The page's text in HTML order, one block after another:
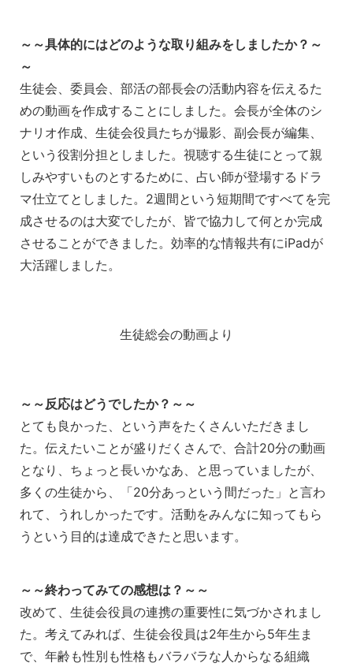
～～具体的にはどのような取り組みをしましたか？～
～
生徒会、委員会、部活の部長会の活動内容を伝えるた
めの動画を作成することにしました。会長が全体のシ
ナリオ作成、生徒会役員たちが撮影、副会長が編集、
という役割分担としました。視聴する生徒にとって親
しみやすいものとするために、占い師が登場するドラ
マ仕立てとしました。2週間という短期間ですべてを完
成させるのは大変でしたが、皆で協力して何とか完成
させることができました。効率的な情報共有にiPadが
大活躍しました。
生徒総会の動画より
～～反応はどうでしたか？～～
とても良かった、という声をたくさんいただきまし
た。伝えたいことが盛りだくさんで、合計20分の動画
となり、ちょっと長いかなあ、と思っていましたが、
多くの生徒から、「20分あっという間だった」と言わ
れて、うれしかったです。活動をみんなに知ってもら
うという目的は達成できたと思います。
～～終わってみての感想は？～～
改めて、生徒会役員の連携の重要性に気づかされまし
た。考えてみれば、生徒会役員は2年生から5年生ま
で、年齢も性別も性格もバラバラな人からなる組織